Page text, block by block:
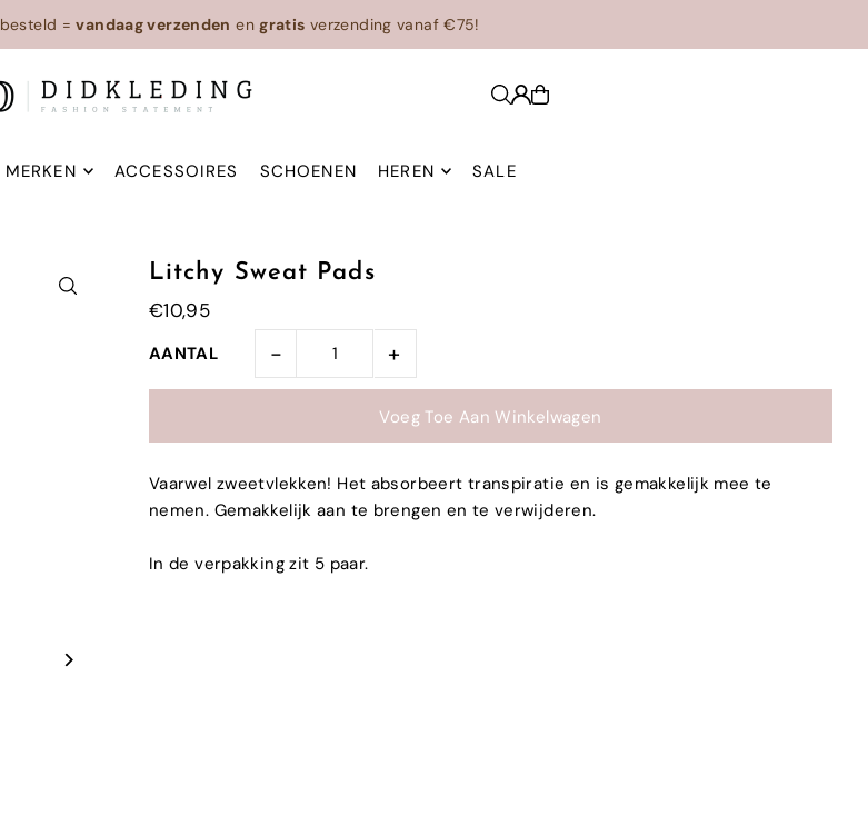
besteld =vandaag verzenden engratis verzending vanaf €75!
MERKEN ACCESSOIRES SCHOENEN HEREN SALE
Litchy Sweat Pads
€10,95
AANTAL - +
Vaarwel zweetvlekken! Het absorbeert transpiratie en is gemakkelijk mee te
nemen. Gemakkelijk aan te brengen en te verwijderen.
In de verpakking zit 5 paar.